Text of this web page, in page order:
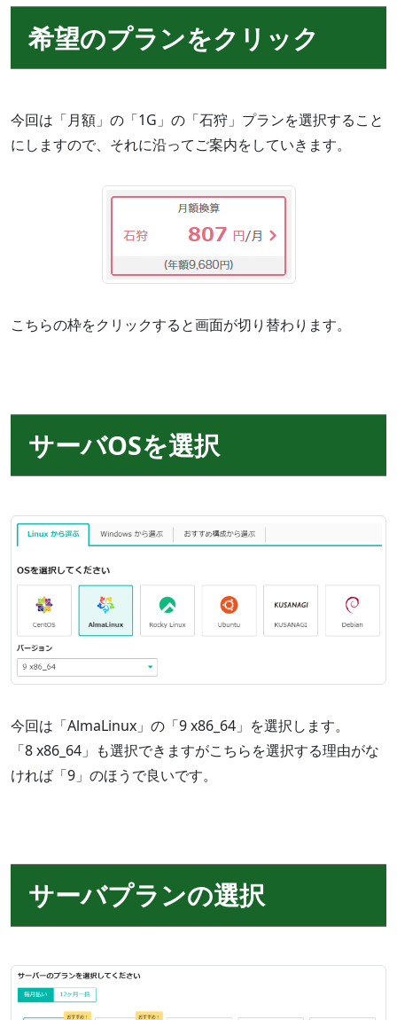
希望のプランをクリック
今回は「月額」の「1G」の「石狩」プランを選択すること
にしますので、それに沿ってご案内をしていきます。
こちらの枠をクリックすると画面が切り替わります。
サーバOSを選択
今回は「AlmaLinux」の「9 x86_64」を選択します。
「8 x86_64」も選択できますがこちらを選択する理由がな
ければ「9」のほうで良いです。
サーバプランの選択